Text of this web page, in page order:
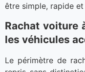
être simple, rapide
Rachat voiture
les véhicules
Le périmètre de